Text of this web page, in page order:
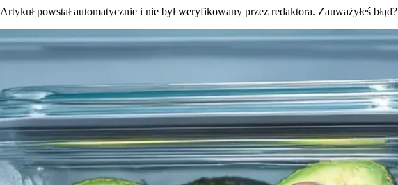
Artykuł powstał automatycznie i nie był weryfikowany przez redaktora. Zauważyłeś błąd?